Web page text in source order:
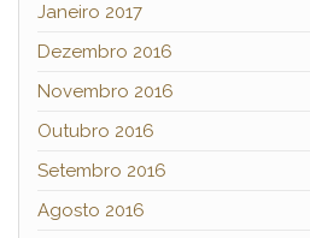
Janeiro 2017
Dezembro 2016
Novembro 2016
Outubro 2016
Setembro 2016
Agosto 2016